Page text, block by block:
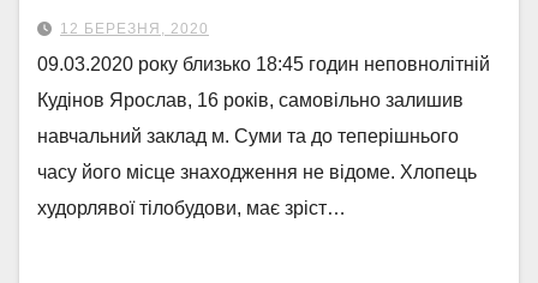
12 БЕРЕЗНЯ, 2020
09.03.2020 року близько 18:45 годин неповнолітній
Кудінов Ярослав, 16 років, самовільно залишив
навчальний заклад м. Суми та до теперішнього
часу його місце знаходження не відоме. Хлопець
худорлявої тілобудови, має зріст…